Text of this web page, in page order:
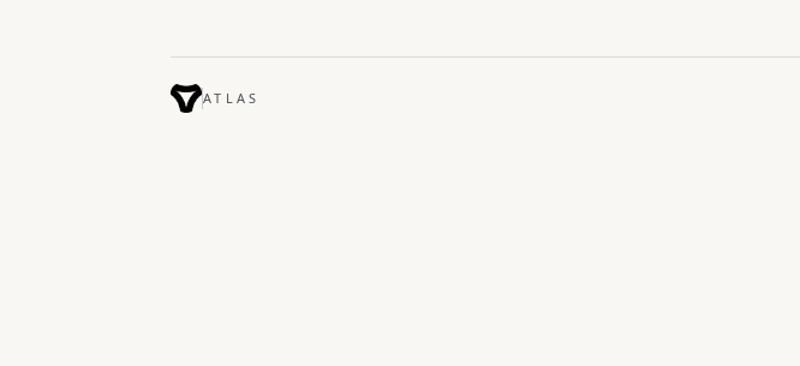
ATLAS